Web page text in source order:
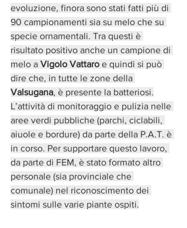
evoluzione, finora sono stati fatti più di
90 campionamenti sia su melo che su
specie ornamentali. Tra questi è
risultato positivo anche un campione di
melo a Vigolo Vattaro e quindi si può
dire che, in tutte le zone della
Valsugana, è presente la batteriosi.
L’attività di monitoraggio e pulizia nelle
aree verdi pubbliche (parchi, ciclabili,
aiuole e bordure) da parte della P.A.T. è
in corso. Per supportare questo lavoro,
da parte di FEM, è stato formato altro
personale (sia provinciale che
comunale) nel riconoscimento dei
sintomi sulle varie piante ospiti.